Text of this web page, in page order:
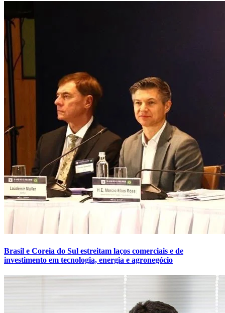
Brasil e Coreia do Sul estreitam laços comerciais e de
investimento em tecnologia, energia e agronegócio